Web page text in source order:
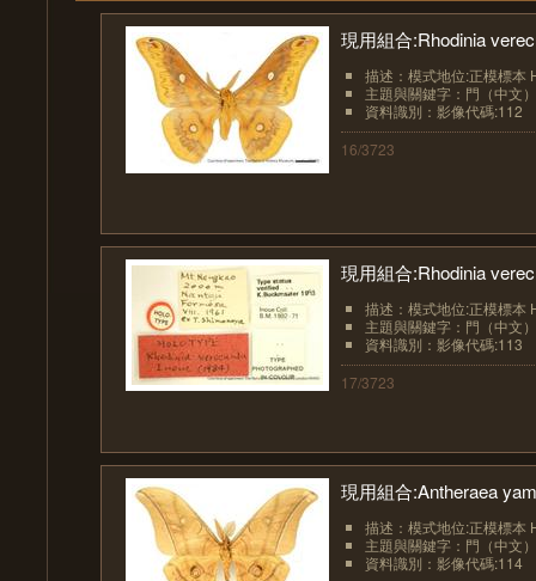
現用組合:Rhodinia
描述：模式地位:正模標本
主題與關鍵字：門（中文
資料識別：影像代碼:112
16/3723
現用組合:Rhodinia
描述：模式地位:正模標本
主題與關鍵字：門（中文
資料識別：影像代碼:113
17/3723
現用組合:Antheraea
描述：模式地位:正模標本
主題與關鍵字：門（中文
資料識別：影像代碼:114